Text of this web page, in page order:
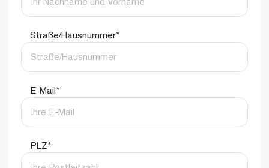
Straße/Hausnummer*
E-Mail*
PLZ*